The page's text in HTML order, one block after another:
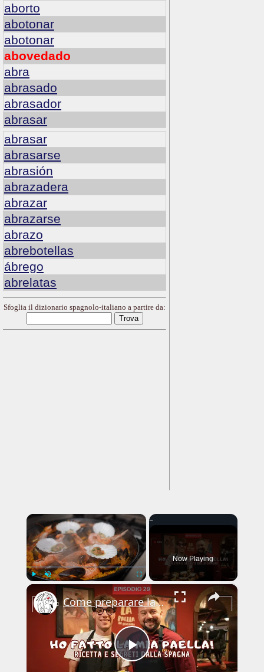
aborto
abotonar
abotonar
abovedado
abra
abrasado
abrasador
abrasar
abrasar
abrasarse
abrasión
abrazadera
abrazar
abrazarse
abrazo
abrebotellas
ábrego
abrelatas
Sfoglia il dizionario spagnolo-italiano a partire da:
×
Unmute Fullscreen
Now Playing
×
Play
Come preparare la PAELLA autentica: i SEGRETI dello chef POVEDILLA